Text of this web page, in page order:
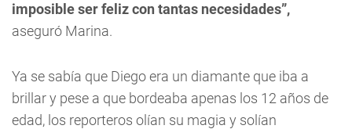
imposible ser feliz con tantas necesidades”,
aseguró Marina.
Ya se sabía que Diego era un diamante que iba a
brillar y pese a que bordeaba apenas los 12 años de
edad, los reporteros olían su magia y solían